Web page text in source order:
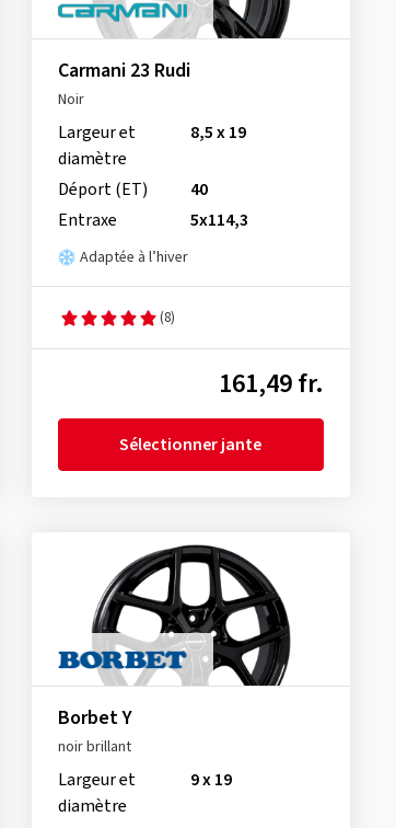
Carmani 23 Rudi
Noir
Largeur et
diamètre
8,5 x 19
Déport (ET)
40
Entraxe
5x114,3
Adaptée à l’hiver
(8)
161,49 fr.
Sélectionner jante
Borbet Y
noir brillant
Largeur et
diamètre
9 x 19